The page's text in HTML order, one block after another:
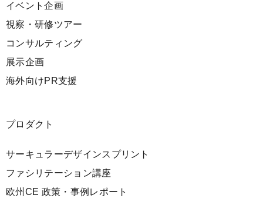
イベント企画
視察・研修ツアー
コンサルティング
展示企画
海外向けPR支援
プロダクト
サーキュラーデザインスプリント
ファシリテーション講座
欧州CE 政策・事例レポート